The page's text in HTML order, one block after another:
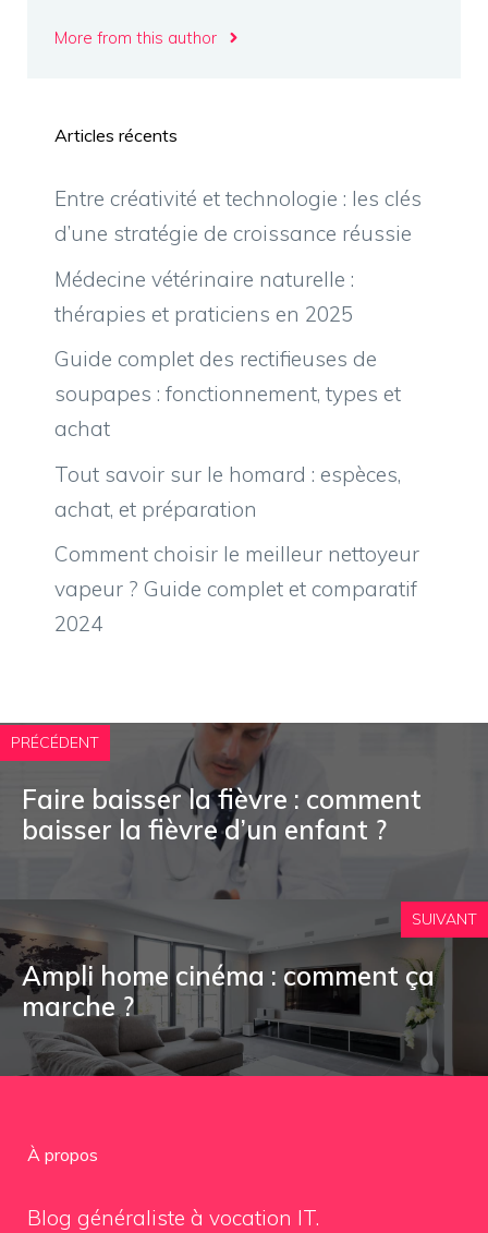
More from this author
Articles récents
Entre créativité et technologie : les clés
d’une stratégie de croissance réussie
Médecine vétérinaire naturelle :
thérapies et praticiens en 2025
Guide complet des rectifieuses de
soupapes : fonctionnement, types et
achat
Tout savoir sur le homard : espèces,
achat, et préparation
Comment choisir le meilleur nettoyeur
vapeur ? Guide complet et comparatif
2024
PRÉCÉDENT
Faire baisser la fièvre : comment
baisser la fièvre d’un enfant ?
SUIVANT
Ampli home cinéma : comment ça
marche ?
À propos
Blog généraliste à vocation IT.